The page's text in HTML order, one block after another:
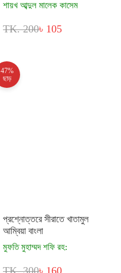
শায়খ আব্দুল মালেক কাসেম
TK. 200৳ 105
47%
ছাড়
প্রশ্নোত্তরে সীরাতে খাতামুল
আম্বিয়া বাংলা
মুফতি মুহাম্মদ শফি রহ: